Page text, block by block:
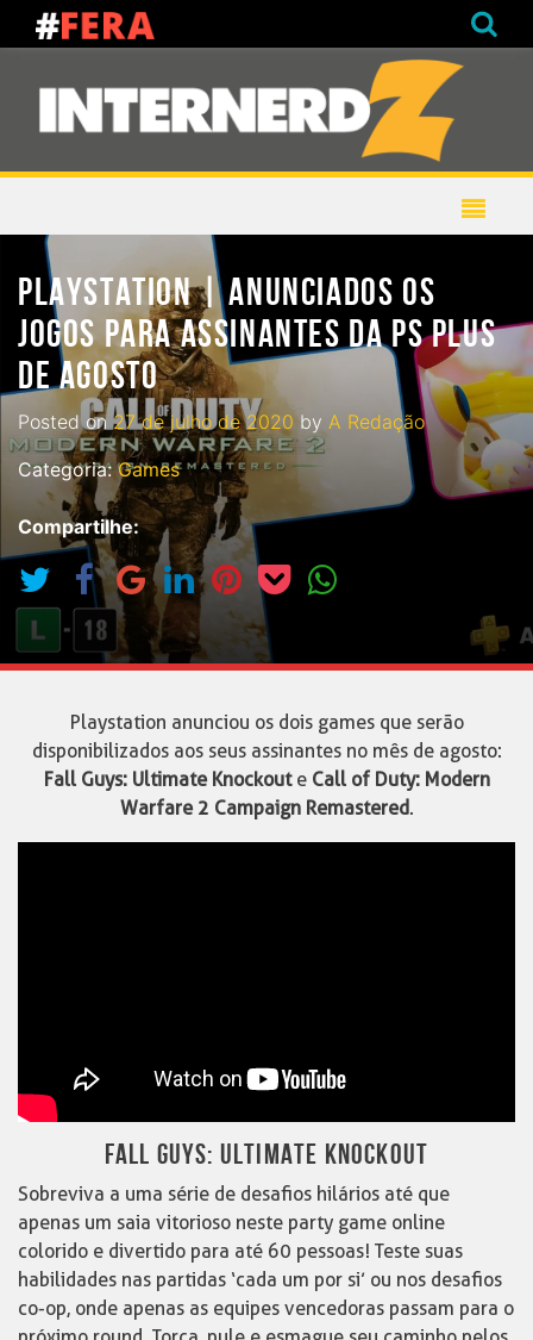
PLAYSTATION | ANUNCIADOS OS
JOGOS PARA ASSINANTES DA PS PLUS
DE AGOSTO
Posted on 27 de julho de 2020 by A Redação
Categoria:Games
Compartilhe:
Playstation anunciou os dois games que serão
disponibilizados aos seus assinantes no mês de agosto:
Fall Guys: Ultimate Knockoute Call of Duty: Modern
Warfare 2 Campaign Remastered.
FALL GUYS: ULTIMATE KNOCKOUT
Sobreviva a uma série de desafios hilários até que
apenas um saia vitorioso neste party game online
colorido e divertido para até 60 pessoas! Teste suas
habilidades nas partidas ‘cada um por si’ ou nos desafios
co-op, onde apenas as equipes vencedoras passam para o